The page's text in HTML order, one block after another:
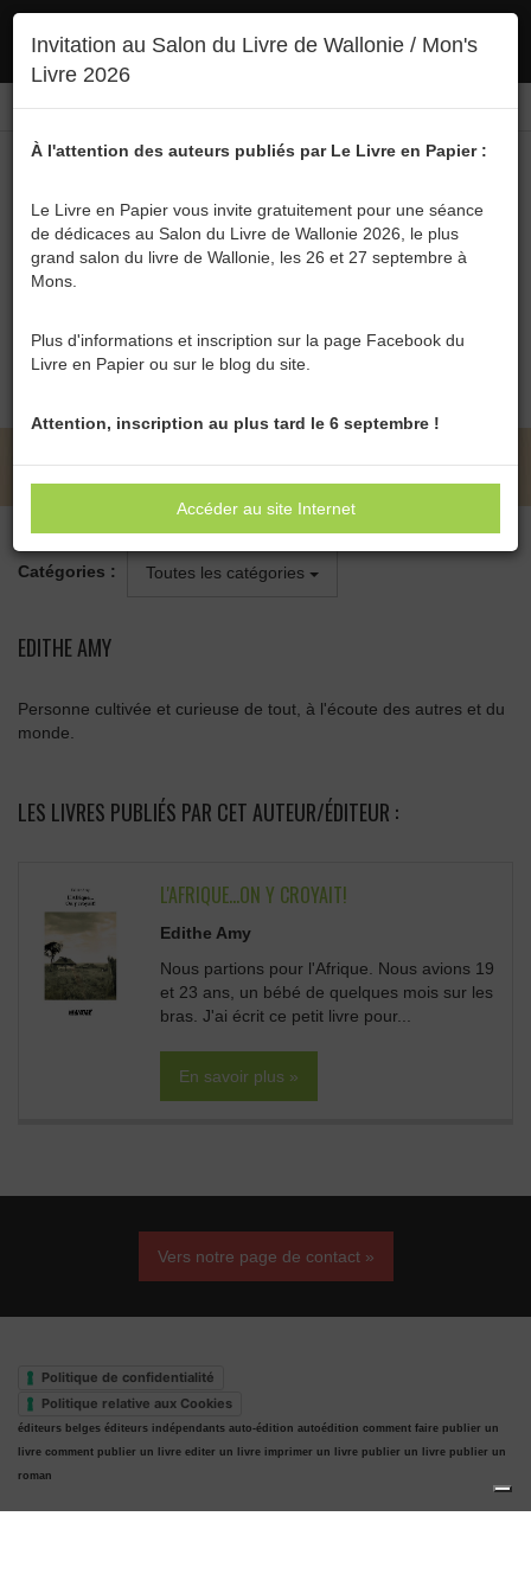
l'utilisation :politique en matière de confidentialité Accepter
Invitation au Salon du Livre de Wallonie / Mon's
Livre 2026
À l'attention des auteurs publiés par Le Livre en Papier :
Le Livre en Papier vous invite gratuitement pour une séance
de dédicaces au Salon du Livre de Wallonie 2026, le plus
grand salon du livre de Wallonie, les 26 et 27 septembre à
Mons.
Plus d'informations et inscription sur la page Facebook du
Livre en Papier ou sur le blog du site.
Attention, inscription au plus tard le 6 septembre !
Accéder au site Internet
Connexion FR/EN
Menu
LE LIVRE EN PAPIER • EDITHE AMY
Catégories : Toutes les catégories
EDITHE AMY
Personne cultivée et curieuse de tout, à l'écoute des autres et du
monde.
LES LIVRES PUBLIÉS PAR CET AUTEUR/ÉDITEUR :
L'AFRIQUE...ON Y CROYAIT!
Edithe Amy
Nous partions pour l'Afrique. Nous avions 19
et 23 ans, un bébé de quelques mois sur les
bras. J'ai écrit ce petit livre pour...
En savoir plus »
Vers notre page de contact »
Politique de confidentialité
Politique relative aux Cookies
éditeurs belges éditeurs indépendants auto-édition autoédition comment faire publier un
livre comment publier un livre editer un livre imprimer un livre publier un livre publier un
roman